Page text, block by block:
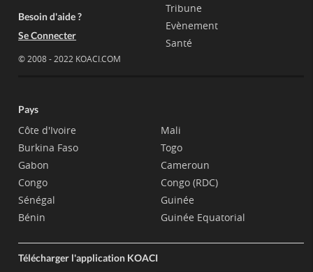
Besoin d'aide ?
Se Connecter
© 2008 - 2022 KOACI.COM
Tribune
Evènement
Santé
Pays
Côte d'Ivoire
Burkina Faso
Gabon
Congo
Sénégal
Bénin
Mali
Togo
Cameroun
Congo (RDC)
Guinée
Guinée Equatorial
Télécharger l'application KOACI